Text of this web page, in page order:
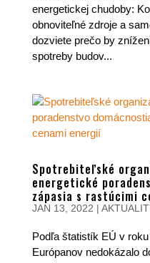
energetickej chudoby:
obnoviteľné zdroje a
dozviete prečo by
spotreby budov...
Spotrebiteľské
energetické
zápasia s rastúcimi
JAN 13, 2022 |
Podľa štatistík EÚ v
Európanov nedokázalo